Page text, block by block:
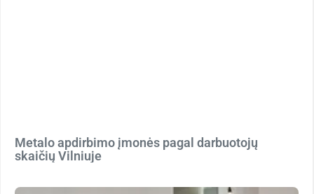
Metalo apdirbimo įmonės pagal darbuotojų
skaičių Vilniuje